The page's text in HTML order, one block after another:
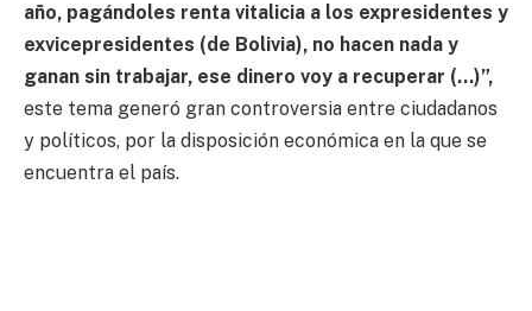
año, pagándoles renta vitalicia a los expresidentes y
exvicepresidentes (de Bolivia), no hacen nada y
ganan sin trabajar, ese dinero voy a recuperar (…)”,
este tema generó gran controversia entre ciudadanos
y políticos, por la disposición económica en la que se
encuentra el país.